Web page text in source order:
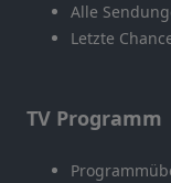
Alle
Letzte
TV Programm